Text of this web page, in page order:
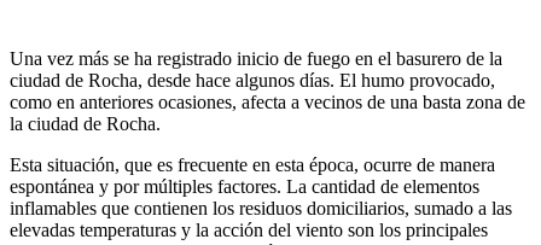
Una vez más se ha registrado inicio de fuego en el basurero de la
ciudad de Rocha, desde hace algunos días. El humo provocado,
como en anteriores ocasiones, afecta a vecinos de una basta zona de
la ciudad de Rocha.
Esta situación, que es frecuente en esta época, ocurre de manera
espontánea y por múltiples factores. La cantidad de elementos
inflamables que contienen los residuos domiciliarios, sumado a las
elevadas temperaturas y la acción del viento son los principales